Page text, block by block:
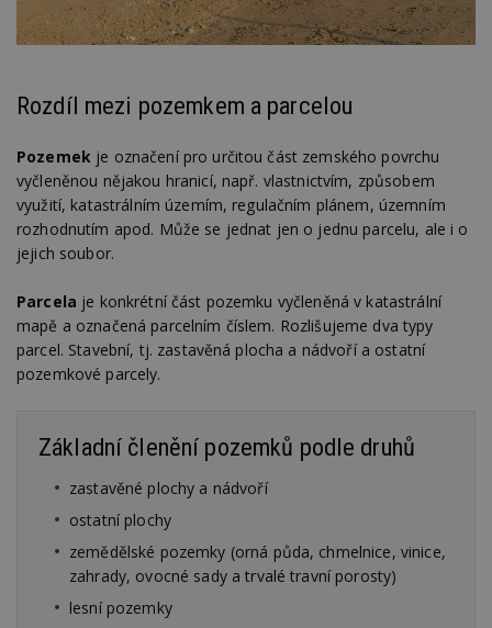
Rozdíl mezi pozemkem a parcelou
Pozemek je označení pro určitou část zemského povrchu
vyčleněnou nějakou hranicí, např. vlastnictvím, způsobem
využití, katastrálním územím, regulačním plánem, územním
rozhodnutím apod. Může se jednat jen o jednu parcelu, ale i o
jejich soubor.
Parcela je konkrétní část pozemku vyčleněná v katastrální
mapě a označená parcelním číslem. Rozlišujeme dva typy
parcel. Stavební, tj. zastavěná plocha a nádvoří a ostatní
pozemkové parcely.
Základní členění pozemků podle druhů
zastavěné plochy a nádvoří
ostatní plochy
zemědělské pozemky (orná půda, chmelnice, vinice,
zahrady, ovocné sady a trvalé travní porosty)
lesní pozemky